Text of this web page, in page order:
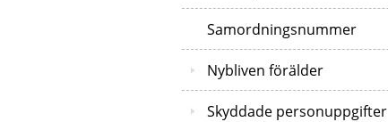
Samordningsnummer
Nybliven förälder
Skyddade personuppgifter